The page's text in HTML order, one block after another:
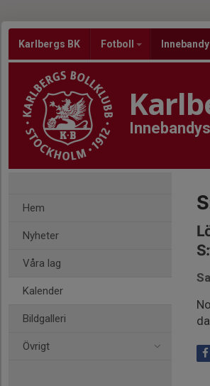
Karlbergs BK Fotboll Innebandy
Hem
Nyheter
Våra lag
Kalender
Bildgalleri
Övrigt